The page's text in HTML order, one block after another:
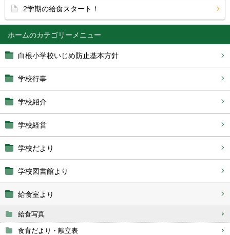
ホーム
白根小学校いじめ防止基本方針
学校行事
学校紹介
学校経営
学校だより
学校図書館より
給食室より
給食写真
食育だより・献立表
2学期の給食スタート！